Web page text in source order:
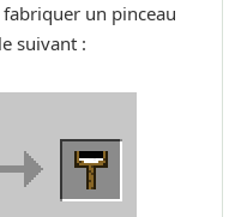
un pinceau
suivant :